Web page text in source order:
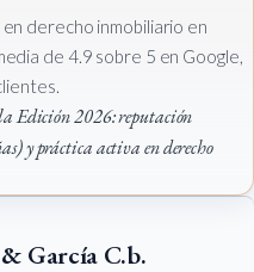
derecho inmobiliario en
de 4.9 sobre 5 en Google,
Edición 2026: reputación
y práctica activa en derecho
García C.b.